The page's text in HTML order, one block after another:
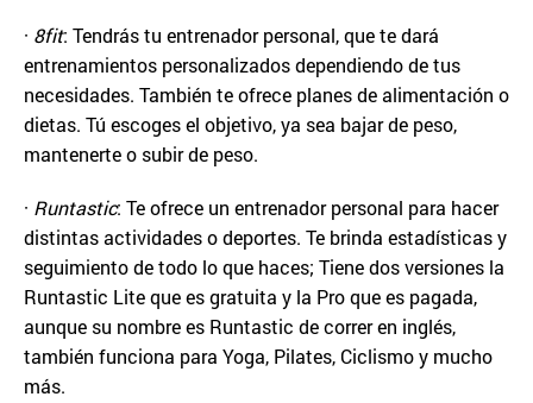
· 8fit: Tendrás tu entrenador personal, que te dará
entrenamientos personalizados dependiendo de tus
necesidades. También te ofrece planes de alimentación o
dietas. Tú escoges el objetivo, ya sea bajar de peso,
mantenerte o subir de peso.
· Runtastic: Te ofrece un entrenador personal para hacer
distintas actividades o deportes. Te brinda estadísticas y
seguimiento de todo lo que haces; Tiene dos versiones la
Runtastic Lite que es gratuita y la Pro que es pagada,
aunque su nombre es Runtastic de correr en inglés,
también funciona para Yoga, Pilates, Ciclismo y mucho
más.